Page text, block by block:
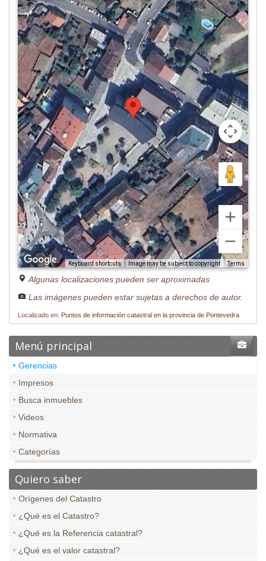
Keyboard shortcuts Image may be subject to copyright Terms
Algunas localizaciones pueden ser aproximadas
Las imágenes pueden estar sujetas a derechos de autor.
Localizado en: Puntos de información catastral en la provincia de Pontevedra
Menú principal
Gerencias
Impresos
Busca inmuebles
Videos
Normativa
Categorías
Quiero saber
Orígenes del Catastro
¿Qué es el Catastro?
¿Qué es la Referencia catastral?
¿Qué es el valor catastral?